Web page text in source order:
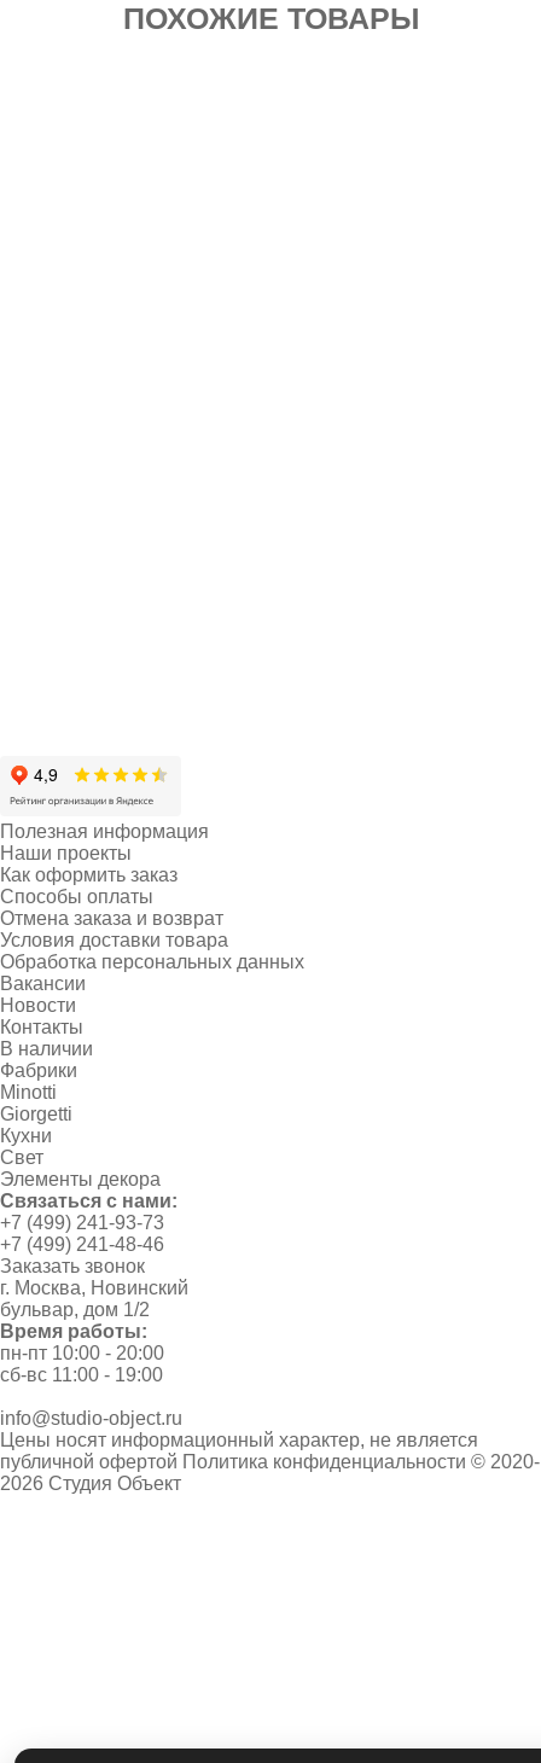
ПОХОЖИЕ ТОВАРЫ
Полезная информация
Наши проекты
Как оформить заказ
Способы оплаты
Отмена заказа и возврат
Условия доставки товара
Обработка персональных данных
Вакансии
Новости
Контакты
В наличии
Фабрики
Minotti
Giorgetti
Кухни
Свет
Элементы декора
Связаться с нами:
+7 (499) 241-93-73
+7 (499) 241-48-46
Заказать звонок
г. Москва, Новинский
бульвар, дом 1/2
Время работы:
пн-пт 10:00 - 20:00
сб-вс 11:00 - 19:00
info@studio-object.ru
Цены носят информационный характер, не является
публичной офертой Политика конфиденциальности © 2020-
2026 Студия Объект